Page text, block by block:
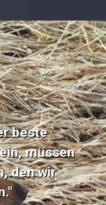
beste
müssen
den wir